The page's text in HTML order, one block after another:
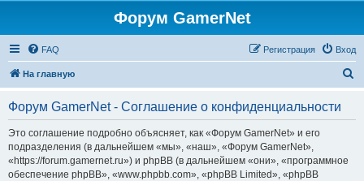
Форум GamerNet
FAQ Вход
Регистрация
На главную
Форум GamerNet - Соглашение о конфиденциальности
Это соглашение подробно объясняет, как «Форум GamerNet» и его
подразделения (в дальнейшем «мы», «наш», «Форум GamerNet»,
«https://forum.gamernet.ru») и phpBB (в дальнейшем «они», «программное
обеспечение phpBB», «www.phpbb.com», «phpBB Limited», «phpBB